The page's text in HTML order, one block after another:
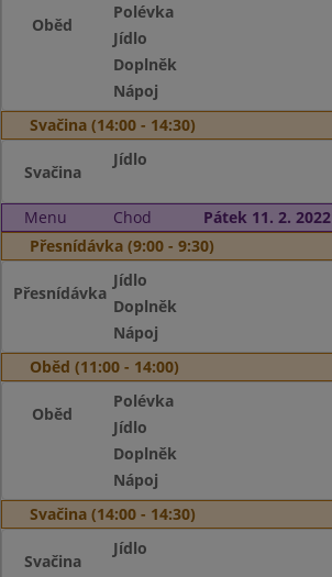
Oběd
Polévka
Jídlo
Doplněk
Nápoj
Svačina (14:00 - 14:30)
Svačina
Jídlo
Menu Chod
Pátek 11. 2. 2022
Přesnídávka (9:00 - 9:30)
Přesnídávka
Jídlo
Doplněk
Nápoj
Oběd (11:00 - 14:00)
Oběd
Polévka
Jídlo
Doplněk
Nápoj
Svačina (14:00 - 14:30)
Svačina
Jídlo